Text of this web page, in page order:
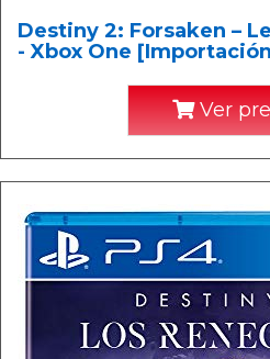
Destiny 2: Forsaken –
- Xbox One
Ver